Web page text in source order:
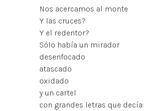
Nos acercamos al monte
Y las cruces?
Y el redentor?
Sólo había un mirador
desenfocado
atascado
oxidado
y un cartel
con grandes letras que decía: